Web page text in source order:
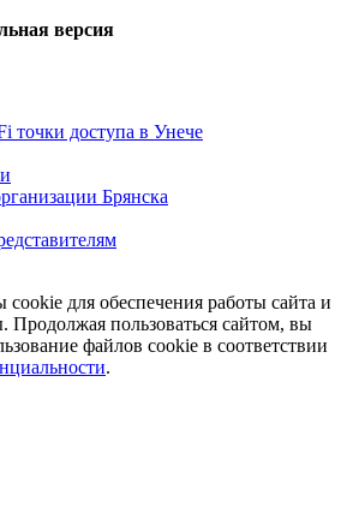
версия
точки доступа в Унече
Брянска
для обеспечения работы сайта и
Продолжая пользоваться сайтом, вы
файлов cookie в соответствии
.